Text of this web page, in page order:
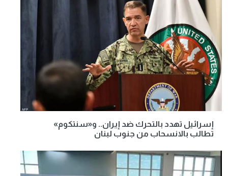
إسرائيل تهدد بالتحرك ضد إيران.. و«سنتكوم»
تطالب بالانسحاب من جنوب لبنان